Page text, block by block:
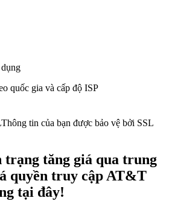
quốc gia và cấp độ ISP
Thông tin của bạn được bảo vệ bởi SSL
trạng tăng giá qua trung
quyền truy cập AT&T
tại đây!